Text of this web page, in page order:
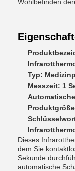
Wohlbefinden
Typ:
Messzeit: 1
Dieses
dem Sie
Sekunde
automatische